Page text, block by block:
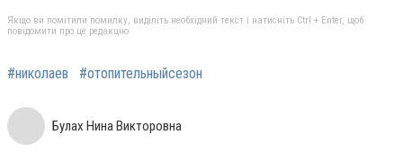
Якщо ви помітили помилку, виділіть необхідний текст і натисніть Ctrl + Enter, щоб
повідомити про це редакцію
#николаев #отопительныйсезон
Булах Нина Викторовна